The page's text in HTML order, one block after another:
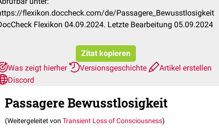
flexikon.doccheck.com/de/Passagere_Bewusstlosigkeit
Flexikon 04.09.2024. Letzte Bearbeitung 05.09.2024
Zitat kopieren
Was zeigt hierher
Versionsgeschichte
Artikel erstellen
Discord
Passagere Bewusstlosigkeit
(Weitergeleitet von Transient Loss of Consciousness)